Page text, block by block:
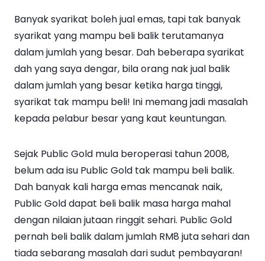
Banyak syarikat boleh jual emas, tapi tak banyak
syarikat yang mampu beli balik terutamanya
dalam jumlah yang besar. Dah beberapa syarikat
dah yang saya dengar, bila orang nak jual balik
dalam jumlah yang besar ketika harga tinggi,
syarikat tak mampu beli! Ini memang jadi masalah
kepada pelabur besar yang kaut keuntungan.
Sejak Public Gold mula beroperasi tahun 2008,
belum ada isu Public Gold tak mampu beli balik.
Dah banyak kali harga emas mencanak naik,
Public Gold dapat beli balik masa harga mahal
dengan nilaian jutaan ringgit sehari. Public Gold
pernah beli balik dalam jumlah RM8 juta sehari dan
tiada sebarang masalah dari sudut pembayaran!